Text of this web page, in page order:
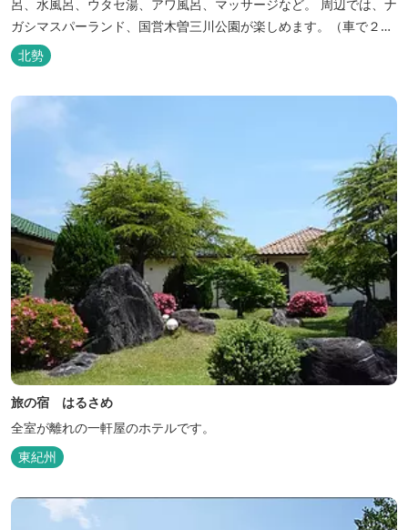
呂、水風呂、ウタセ湯、アワ風呂、マッサージなど。 周辺では、ナ
ガシマスパーランド、国営木曽三川公園が楽しめます。（車で２０
分）
北勢
旅の宿 はるさめ
全室が離れの一軒屋のホテルです。
東紀州